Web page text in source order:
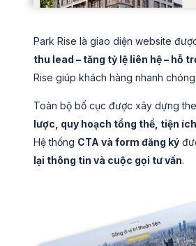
Park Rise là giao diện website
thu lead – tăng tỷ lệ liên hệ – hỗ
Rise giúp khách hàng nhanh
Toàn bộ bố cục được xây dựng
lược, quy hoạch tổng thể, tiện
Hệ thống CTA và form đăng ký
lại thông tin và cuộc gọi tư vấn.